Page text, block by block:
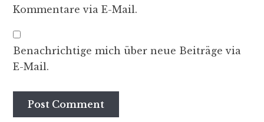
Kommentare via E-Mail.
Benachrichtige mich über neue Beiträge via
E-Mail.